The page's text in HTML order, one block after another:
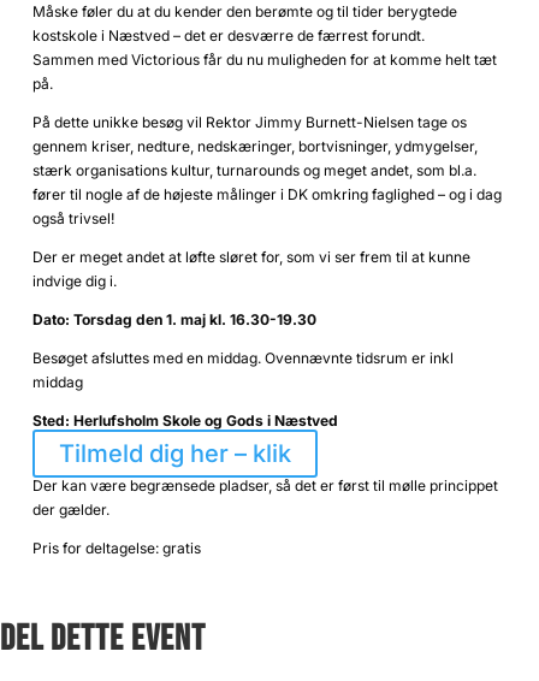
Måske føler du at du kender den berømte og til tider berygtede
kostskole i Næstved – det er desværre de færrest forundt.
Sammen med Victorious får du nu muligheden for at komme helt tæt
på.
På dette unikke besøg vil Rektor Jimmy Burnett-Nielsen tage os
gennem kriser, nedture, nedskæringer, bortvisninger, ydmygelser,
stærk organisations kultur, turnarounds og meget andet, som bl.a.
fører til nogle af de højeste målinger i DK omkring faglighed – og i dag
også trivsel!
Der er meget andet at løfte sløret for, som vi ser frem til at kunne
indvige dig i.
Dato: Torsdag den 1. maj kl. 16.30-19.30
Besøget afsluttes med en middag. Ovennævnte tidsrum er inkl
middag
Sted: Herlufsholm Skole og Gods i Næstved
Tilmeld dig her – klik
Der kan være begrænsede pladser, så det er først til mølle princippet
der gælder.
Pris for deltagelse: gratis
DEL DETTE EVENT